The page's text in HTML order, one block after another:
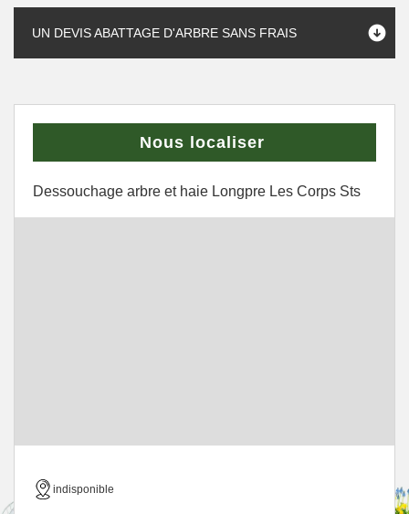
UN DEVIS ABATTAGE D'ARBRE SANS FRAIS
Nous localiser
Dessouchage arbre et haie Longpre Les Corps Sts
indisponible